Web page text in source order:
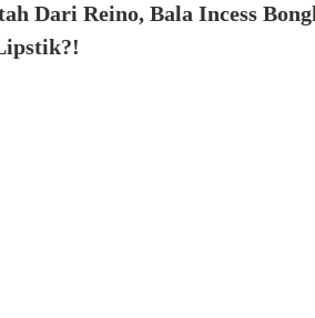
Dari Reino, Bala Incess